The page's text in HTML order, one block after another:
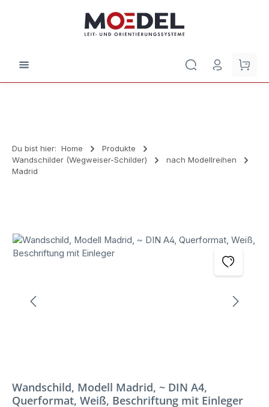
Zum Hauptinhalt springen
Du bist hier: Home
Produkte
Wandschilder (Wegweiser-Schilder)
nach Modellreihen
Madrid
Bildergalerie überspringen
Wandschild, Modell Madrid, ~ DIN A4,
Querformat, Weiß, Beschriftung mit Einleger